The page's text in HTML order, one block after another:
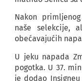
Nakon
naše selekcije,
obećavajućih
U jeku napada
pogotka. U 37.
je dodao